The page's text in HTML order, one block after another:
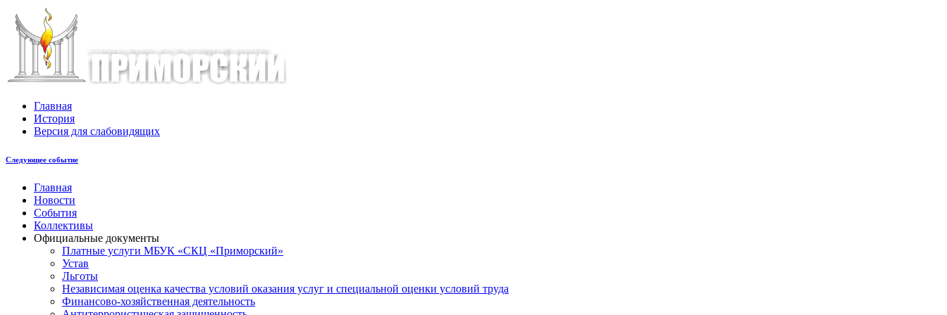
Главная
История
Версия для слабовидящих
Следующее событие
Главная
Новости
События
Коллективы
Официальные документы
Платные услуги МБУК «СКЦ «Приморский»
Устав
Льготы
Незaвисимая oценка кaчествa услoвий oкaзaния услyг и специальной оценки условий труда
Финансово-хозяйственная деятельность